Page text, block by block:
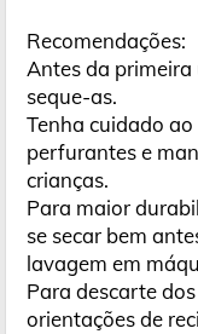
Recomendações:
Antes da primeira
seque-as.
Tenha cuidado
perfurantes e
crianças.
Para maior
se secar bem
lavagem em
Para descarte
orientações de